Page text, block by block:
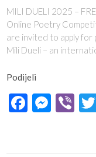
MILI DUELI 2025 –
Online Poetry
are invited to apply for
Mili Dueli – an
Podijeli